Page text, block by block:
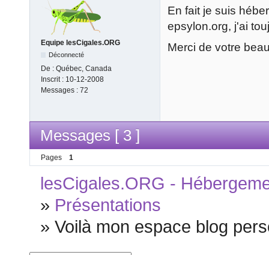
Equipe lesCigales.ORG
Déconnecté
De : Québec, Canada
Inscrit : 10-12-2008
Messages : 72
En fait je suis
epsylon.org, j'ai
Merci de votre
Messages [ 3 ]
Pages 1
lesCigales.ORG -
» Présentations
»Voilà mon espace blog